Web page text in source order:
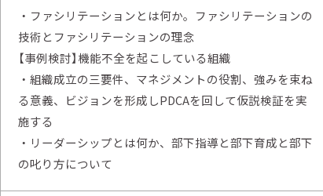
・ファシリテーションとは何か。ファシリテーションの
技術とファシリテーションの理念
【事例検討】機能不全を起こしている組織
・組織成立の三要件、マネジメントの役割、強みを束ね
る意義、ビジョンを形成しPDCAを回して仮説検証を実
施する
・リーダーシップとは何か、部下指導と部下育成と部下
の叱り方について